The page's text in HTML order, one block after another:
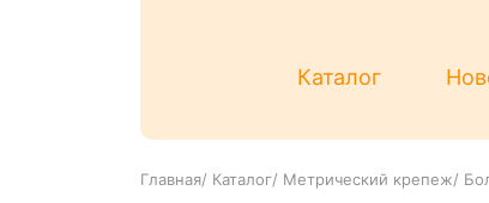
Каталог
Главная/ Каталог/ Метрический крепеж/